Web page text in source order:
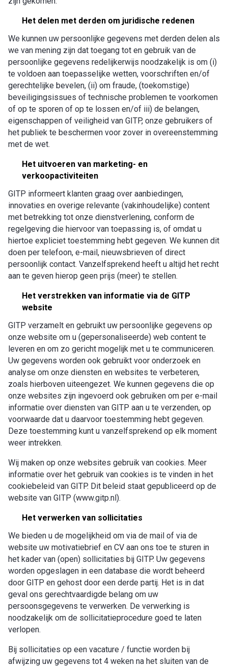
Het delen met derden om juridische redenen
We kunnen uw persoonlijke gegevens met derden delen als
we van mening zijn dat toegang tot en gebruik van de
persoonlijke gegevens redelijkerwijs noodzakelijk is om (i)
te voldoen aan toepasselijke wetten, voorschriften en/of
gerechtelijke bevelen, (ii) om fraude, (toekomstige)
beveiligingsissues of technische problemen te voorkomen
of op te sporen of op te lossen en/of iii) de belangen,
eigenschappen of veiligheid van GITP, onze gebruikers of
het publiek te beschermen voor zover in overeenstemming
met de wet.
Het uitvoeren van marketing- en
verkoopactiviteiten
GITP informeert klanten graag over aanbiedingen,
innovaties en overige relevante (vakinhoudelijke) content
met betrekking tot onze dienstverlening, conform de
regelgeving die hiervoor van toepassing is, of omdat u
hiertoe expliciet toestemming hebt gegeven. We kunnen dit
doen per telefoon, e-mail, nieuwsbrieven of direct
persoonlijk contact. Vanzelfsprekend heeft u altijd het recht
aan te geven hierop geen prijs (meer) te stellen.
Het verstrekken van informatie via de GITP
website
GITP verzamelt en gebruikt uw persoonlijke gegevens op
onze website om u (gepersonaliseerde) web content te
leveren en om zo gericht mogelijk met u te communiceren.
Uw gegevens worden ook gebruikt voor onderzoek en
analyse om onze diensten en websites te verbeteren,
zoals hierboven uiteengezet. We kunnen gegevens die op
onze websites zijn ingevoerd ook gebruiken om per e-mail
informatie over diensten van GITP aan u te verzenden, op
voorwaarde dat u daarvoor toestemming hebt gegeven.
Deze toestemming kunt u vanzelfsprekend op elk moment
weer intrekken.
Wij maken op onze websites gebruik van cookies. Meer
informatie over het gebruik van cookies is te vinden in het
cookiebeleid van GITP. Dit beleid staat gepubliceerd op de
website van GITP (www.gitp.nl).
Het verwerken van sollicitaties
We bieden u de mogelijkheid om via de mail of via de
website uw motivatiebrief en CV aan ons toe te sturen in
het kader van (open) sollicitaties bij GITP. Uw gegevens
worden opgeslagen in een database die wordt beheerd
door GITP en gehost door een derde partij. Het is in dat
geval ons gerechtvaardigde belang om uw
persoonsgegevens te verwerken. De verwerking is
noodzakelijk om de sollicitatieprocedure goed te laten
verlopen.
Bij sollicitaties op een vacature / functie worden bij
afwijzing uw gegevens tot 4 weken na het sluiten van de